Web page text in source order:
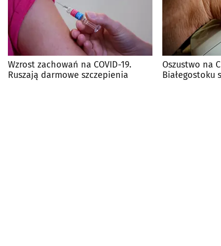
Wzrost zachowań na COVID-19.
Ruszają darmowe szczepienia
Oszustwo na
Białegostoku